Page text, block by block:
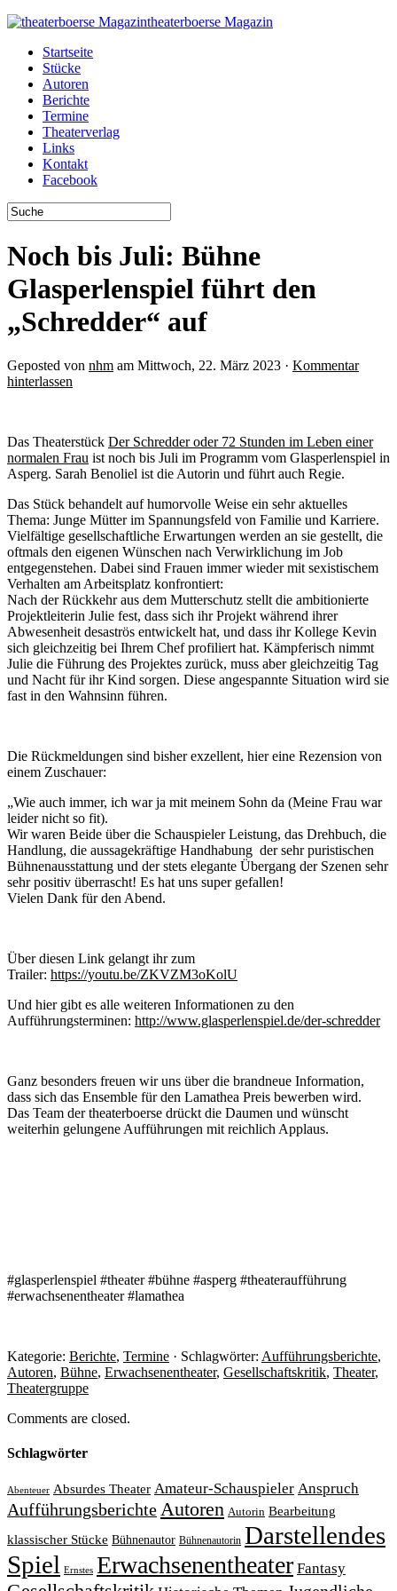
theaterboerse Magazin
Startseite
Stücke
Autoren
Berichte
Termine
Theaterverlag
Links
Kontakt
Facebook
Noch bis Juli: Bühne
Glasperlenspiel führt den
„Schredder“ auf
Geposted von nhm am Mittwoch, 22. März 2023 · Kommentar
hinterlassen
Das Theaterstück Der Schredder oder 72 Stunden im Leben einer
normalen Frau ist noch bis Juli im Programm vom Glasperlenspiel in
Asperg. Sarah Benoliel ist die Autorin und führt auch Regie.
Das Stück behandelt auf humorvolle Weise ein sehr aktuelles
Thema: Junge Mütter im Spannungsfeld von Familie und Karriere.
Vielfältige gesellschaftliche Erwartungen werden an sie gestellt, die
oftmals den eigenen Wünschen nach Verwirklichung im Job
entgegenstehen. Dabei sind Frauen immer wieder mit sexistischem
Verhalten am Arbeitsplatz konfrontiert:
Nach der Rückkehr aus dem Mutterschutz stellt die ambitionierte
Projektleiterin Julie fest, dass sich ihr Projekt während ihrer
Abwesenheit desaströs entwickelt hat, und dass ihr Kollege Kevin
sich gleichzeitig bei Ihrem Chef profiliert hat. Kämpferisch nimmt
Julie die Führung des Projektes zurück, muss aber gleichzeitig Tag
und Nacht für ihr Kind sorgen. Diese angespannte Situation wird sie
fast in den Wahnsinn führen.
Die Rückmeldungen sind bisher exzellent, hier eine Rezension von
einem Zuschauer:
„Wie auch immer, ich war ja mit meinem Sohn da (Meine Frau war
leider nicht so fit).
Wir waren Beide über die Schauspieler Leistung, das Drehbuch, die
Handlung, die aussagekräftige Handhabung der sehr puristischen
Bühnenausstattung und der stets elegante Übergang der Szenen sehr
sehr positiv überrascht! Es hat uns super gefallen!
Vielen Dank für den Abend.
Über diesen Link gelangt ihr zum
Trailer: https://youtu.be/ZKVZM3oKolU
Und hier gibt es alle weiteren Informationen zu den
Aufführungsterminen: http://www.glasperlenspiel.de/der-schredder
Ganz besonders freuen wir uns über die brandneue Information,
dass sich das Ensemble für den Lamathea Preis bewerben wird.
Das Team der theaterboerse drückt die Daumen und wünscht
weiterhin gelungene Aufführungen mit reichlich Applaus.
#glasperlenspiel #theater #bühne #asperg #theateraufführung
#erwachsenentheater #lamathea
Kategorie: Berichte, Termine · Schlagwörter: Aufführungsberichte,
Autoren, Bühne, Erwachsenentheater, Gesellschaftskritik, Theater,
Theatergruppe
Comments are closed.
Schlagwörter
Abenteuer Absurdes Theater Amateur-Schauspieler Anspruch
AufführungsberichteAutoren Autorin Bearbeitung
klassischer Stücke Bühnenautor Bühnenautorin Darstellendes
Spiel Ernstes Erwachsenentheater Fantasy